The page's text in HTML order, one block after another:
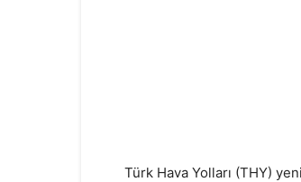
Türk Hava Yolları (THY)